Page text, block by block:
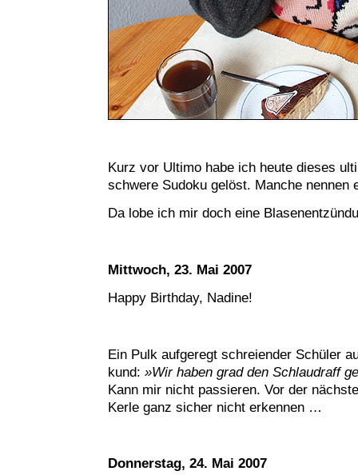
Kurz vor Ultimo habe ich heute dieses
schwere Sudoku gelöst. Manche nennen
Da lobe ich mir doch eine
Mittwoch, 23. Mai 2007
Happy Birthday, Nadine!
Ein Pulk aufgeregt schreiender Schüler
kund: »Wir haben grad den Schlaudraff
Kann mir nicht passieren. Vor der
Kerle ganz sicher nicht erkennen …
Donnerstag, 24. Mai 2007